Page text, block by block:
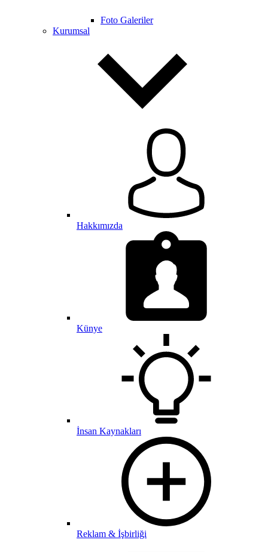
Foto Galeriler
Kurumsal
Hakkımızda
Künye
İnsan Kaynakları
Reklam & İşbirliği